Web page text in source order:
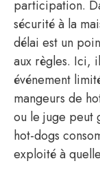
participation.
sécurité à la
délai est un
aux règles. Ici,
événement
mangeurs de
ou le juge peut
hot-dogs
exploité à